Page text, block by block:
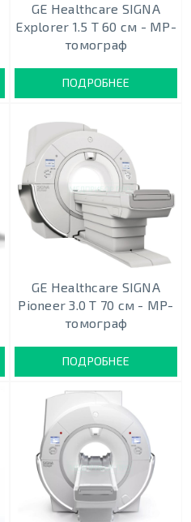
GE Healthcare SIGNA
Explorer 1.5 Т 60 см - МР-
томограф
ПОДРОБНЕЕ
GE Healthcare SIGNA
Pioneer 3.0 T 70 см - МР-
томограф
ПОДРОБНЕЕ